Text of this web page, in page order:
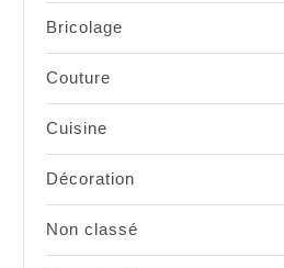
Bricolage
Couture
Cuisine
Décoration
Non classé